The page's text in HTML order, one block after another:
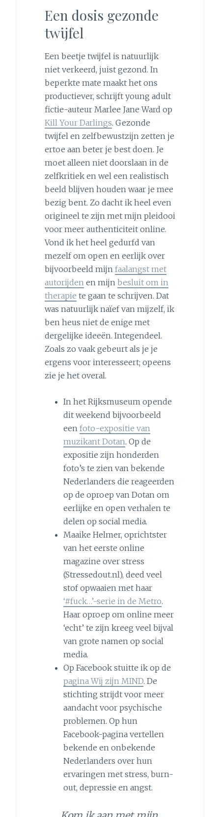
Een dosis gezonde
twijfel
Een beetje twijfel is natuurlijk
niet verkeerd, juist gezond. In
beperkte mate maakt het ons
productiever, schrijft young adult
fictie-auteur Marlee Jane Ward op
Kill Your Darlings. Gezonde
twijfel en zelfbewustzijn zetten je
ertoe aan beter je best doen. Je
moet alleen niet doorslaan in de
zelfkritiek en wel een realistisch
beeld blijven houden waar je mee
bezig bent. Zo dacht ik heel even
origineel te zijn met mijn pleidooi
voor meer authenticiteit online.
Vond ik het heel gedurfd van
mezelf om open en eerlijk over
bijvoorbeeld mijn faalangst met
autorijdenen mijn besluit om in
therapie te gaan te schrijven. Dat
was natuurlijk naïef van mijzelf, ik
ben heus niet de enige met
dergelijke ideeën. Integendeel.
Zoals zo vaak gebeurt als je je
ergens voor interesseert; opeens
zie je het overal.
In het Rijksmuseum opende
dit weekend bijvoorbeeld
een foto-expositie van
muzikant Dotan. Op de
expositie zijn honderden
foto’s te zien van bekende
Nederlanders die reageerden
op de oproep van Dotan om
eerlijke en open verhalen te
delen op social media.
Maaike Helmer, oprichtster
van het eerste online
magazine over stress
(Stressedout.nl), deed veel
stof opwaaien met haar
‘#fuck…’-serie in de Metro.
Haar oproep om online meer
‘echt’ te zijn kreeg veel bijval
van grote namen op social
media.
Op Facebook stuitte ik op de
pagina Wij zijn MIND. De
stichting strijdt voor meer
aandacht voor psychische
problemen. Op hun
Facebook-pagina vertellen
bekende en onbekende
Nederlanders over hun
ervaringen met stress, burn-
out, depressie en angst.